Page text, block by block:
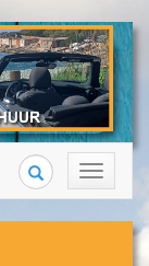
Toggle
navigation
Search